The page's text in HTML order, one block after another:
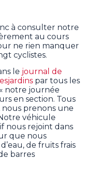
à consulter notre
au cours
ne rien manquer
cyclistes.
le journal de
par tous les
notre journée
en section. Tous
nous prenons une
véhicule
nous rejoint dans
que nous
de fruits frais
barres